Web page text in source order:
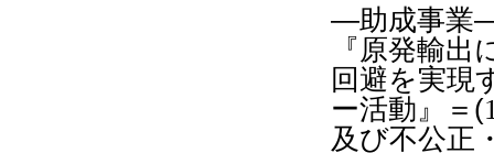
―助成事業
『 原発輸出
回避を実現
ー活動 』 ＝ (
及び不公正